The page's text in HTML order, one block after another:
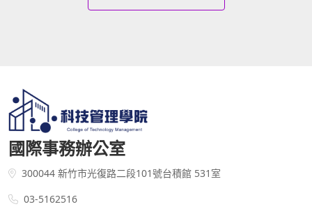
國際事務辦公室
300044 新竹市光復路二段101號台積館 531室
03-5162516